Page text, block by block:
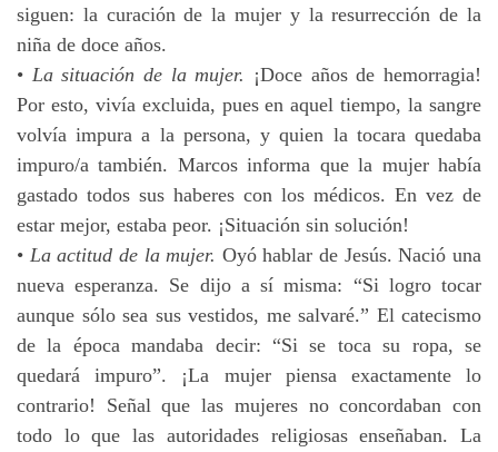
siguen: la curación de la mujer y la resurrección de la
niña de doce años.
• La situación de la mujer. ¡Doce años de hemorragia!
Por esto, vivía excluida, pues en aquel tiempo, la sangre
volvía impura a la persona, y quien la tocara quedaba
impuro/a también. Marcos informa que la mujer había
gastado todos sus haberes con los médicos. En vez de
estar mejor, estaba peor. ¡Situación sin solución!
• La actitud de la mujer. Oyó hablar de Jesús. Nació una
nueva esperanza. Se dijo a sí misma: “Si logro tocar
aunque sólo sea sus vestidos, me salvaré.” El catecismo
de la época mandaba decir: “Si se toca su ropa, se
quedará impuro”. ¡La mujer piensa exactamente lo
contrario! Señal que las mujeres no concordaban con
todo lo que las autoridades religiosas enseñaban. La